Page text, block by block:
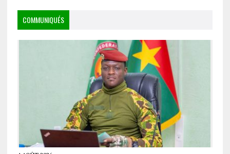
COMMUNIQUÉS